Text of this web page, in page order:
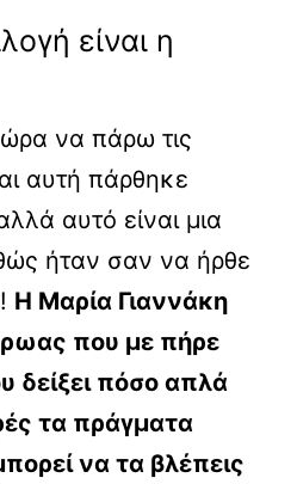
είναι η
ώρα να πάρω τις
αυτή πάρθηκε
αυτό είναι μια
ήταν σαν να ήρθε
Η Μαρία Γιαννάκη
που με πήρε
δείξει πόσο απλά
τα πράγματα
να τα βλέπεις